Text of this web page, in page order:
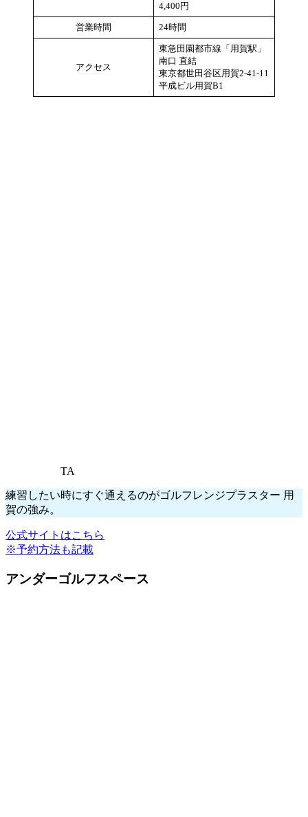
4,400円
営業時間 24時間
アクセス
東急田園都市線「用賀駅」
南口 直結
東京都世田谷区用賀2-41-11
平成ビル用賀B1
TA
練習したい時にすぐ通えるのがゴルフレンジプラスター 用
賀の強み。
公式サイトはこちら
※予約方法も記載
アンダーゴルフスペース